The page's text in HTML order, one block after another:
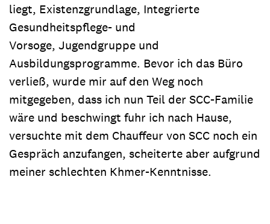
liegt, Existenzgrundlage, Integrierte
Gesundheitspflege- und
Vorsoge, Jugendgruppe und
Ausbildungsprogramme. Bevor ich das Büro
verließ, wurde mir auf den Weg noch
mitgegeben, dass ich nun Teil der SCC-Familie
wäre und beschwingt fuhr ich nach Hause,
versuchte mit dem Chauffeur von SCC noch ein
Gespräch anzufangen, scheiterte aber aufgrund
meiner schlechten Khmer-Kenntnisse.